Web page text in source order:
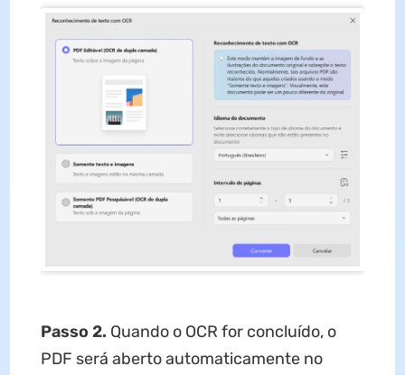
Passo 2. Quando o OCR for concluído, o
PDF será aberto automaticamente no